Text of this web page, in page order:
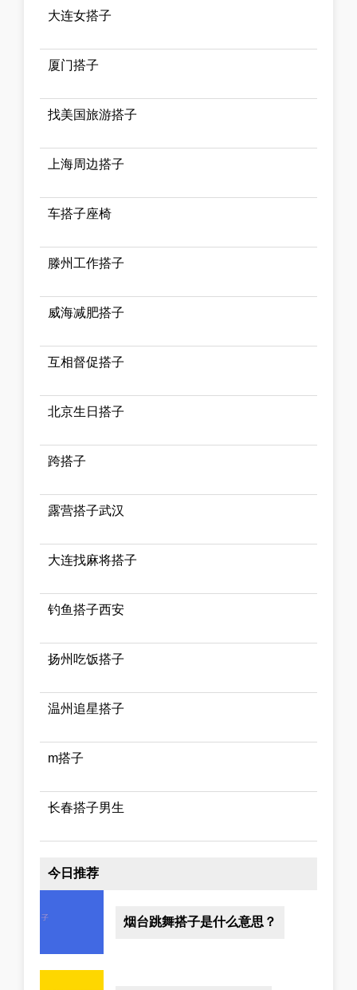
大连女搭子
厦门搭子
找美国旅游搭子
上海周边搭子
车搭子座椅
滕州工作搭子
威海减肥搭子
互相督促搭子
北京生日搭子
跨搭子
露营搭子武汉
大连找麻将搭子
钓鱼搭子西安
扬州吃饭搭子
温州追星搭子
m搭子
长春搭子男生
今日推荐
烟台跳舞搭子是什么意思？